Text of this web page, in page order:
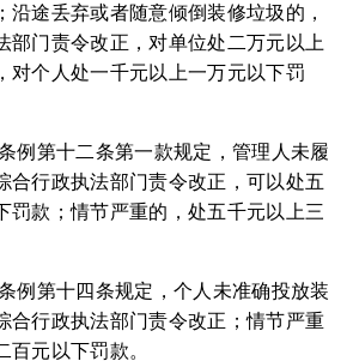
沿途丢弃或者随意倾倒装修垃圾的，
部门责令改正，对单位处二万元以上
对个人处一千元以上一万元以下罚
例第十二条第一款规定，管理人未履
合行政执法部门责令改正，可以处五
罚款；情节严重的，处五千元以上三
例第十四条规定，个人未准确投放装
合行政执法部门责令改正；情节严重
元以下罚款。